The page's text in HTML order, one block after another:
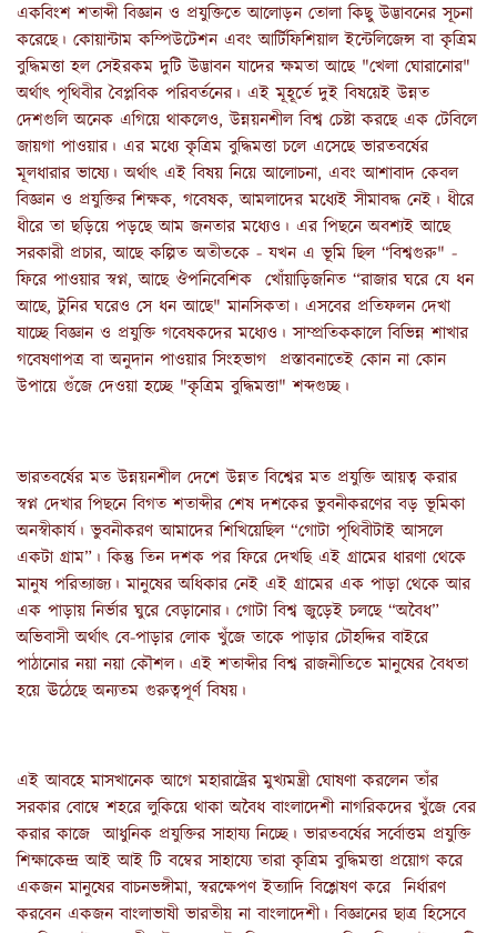
একবিংশ শতাব্দী বিজ্ঞান ও প্রযুক্তিতে আলোড়ন তোলা কিছু উদ্ভাবনের সূচনা
করেছে। কোয়ান্টাম কম্পিউটেশন এবং আর্টিফিশিয়াল ইন্টেলিজেন্স বা কৃত্রিম
বুদ্ধিমত্তা হল সেইরকম দুটি উদ্ভাবন যাদের ক্ষমতা আছে "খেলা ঘোরানোর"
অর্থাৎ পৃথিবীর বৈপ্লবিক পরিবর্তনের। এই মূহূর্তে দুই বিষয়েই উন্নত
দেশগুলি অনেক এগিয়ে থাকলেও, উন্নয়নশীল বিশ্ব চেষ্টা করছে এক টেবিলে
জায়গা পাওয়ার। এর মধ্যে কৃত্রিম বুদ্ধিমত্তা চলে এসেছে ভারতবর্ষের
মূলধারার ভাষ্যে। অর্থাৎ এই বিষয় নিয়ে আলোচনা, এবং আশাবাদ কেবল
বিজ্ঞান ও প্রযুক্তির শিক্ষক, গবেষক, আমলাদের মধ্যেই সীমাবদ্ধ নেই। ধীরে
ধীরে তা ছড়িয়ে পড়ছে আম জনতার মধ্যেও। এর পিছনে অবশ্যই আছে
সরকারী প্রচার, আছে কল্পিত অতীতকে - যখন এ ভূমি ছিল “বিশ্বগুরু" -
ফিরে পাওয়ার স্বপ্ন, আছে ঔপনিবেশিক খোঁয়াড়িজনিত “রাজার ঘরে যে ধন
আছে, টুনির ঘরেও সে ধন আছে" মানসিকতা। এসবের প্রতিফলন দেখা
যাচ্ছে বিজ্ঞান ও প্রযুক্তি গবেষকদের মধ্যেও। সাম্প্রতিককালে বিভিন্ন শাখার
গবেষণাপত্র বা অনুদান পাওয়ার সিংহভাগ প্রস্তাবনাতেই কোন না কোন
উপায়ে গুঁজে দেওয়া হচ্ছে "কৃত্রিম বুদ্ধিমত্তা" শব্দগুচ্ছ।
ভারতবর্ষের মত উন্নয়নশীল দেশে উন্নত বিশ্বের মত প্রযুক্তি আয়ত্ব করার
স্বপ্ন দেখার পিছনে বিগত শতাব্দীর শেষ দশকের ভুবনীকরণের বড় ভূমিকা
অনস্বীকার্য। ভুবনীকরণ আমাদের শিখিয়েছিল “গোটা পৃথিবীটাই আসলে
একটা গ্রাম”। কিন্তু তিন দশক পর ফিরে দেখছি এই গ্রামের ধারণা থেকে
মানুষ পরিত্যাজ্য। মানুষের অধিকার নেই এই গ্রামের এক পাড়া থেকে আর
এক পাড়ায় নির্ভার ঘুরে বেড়ানোর। গোটা বিশ্ব জুড়েই চলছে “অবৈধ”
অভিবাসী অর্থাৎ বে-পাড়ার লোক খুঁজে তাকে পাড়ার চৌহদ্দির বাইরে
পাঠানোর নয়া নয়া কৌশল। এই শতাব্দীর বিশ্ব রাজনীতিতে মানুষের বৈধতা
হয়ে ঊঠেছে অন্যতম গুরুত্বপূর্ণ বিষয়।
এই আবহে মাসখানেক আগে মহারাষ্ট্রের মুখ্যমন্ত্রী ঘোষণা করলেন তাঁর
সরকার বোম্বে শহরে লুকিয়ে থাকা অবৈধ বাংলাদেশী নাগরিকদের খুঁজে বের
করার কাজে আধুনিক প্রযুক্তির সাহায্য নিচ্ছে। ভারতবর্ষের সর্বোত্তম প্রযুক্তি
শিক্ষাকেন্দ্র আই আই টি বম্বের সাহায্যে তারা কৃত্রিম বুদ্ধিমত্তা প্রয়োগ করে
একজন মানুষের বাচনভঙ্গীমা, স্বরক্ষেপণ ইত্যাদি বিশ্লেষণ করে নির্ধারণ
করবেন একজন বাংলাভাষী ভারতীয় না বাংলাদেশী। বিজ্ঞানের ছাত্র হিসেবে